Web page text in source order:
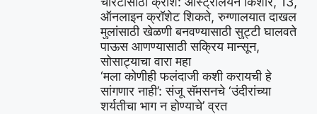
ऑनलाइन क्रॉशेट शिकते, रुग्णालयात दाखल
मुलांसाठी खेळणी बनवण्यासाठी सुट्टी घालवते
पाऊस आणण्यासाठी सक्रिय मान्सून,
सोसाट्याचा वारा महा
‘मला कोणीही फलंदाजी कशी करायची हे
सांगणार नाही’: संजू सॅमसनचे ‘उंदीरांच्या
शर्यतीचा भाग न होण्याचे’ व्रत